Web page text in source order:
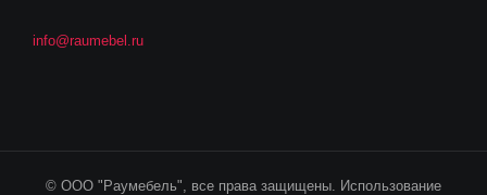
info@raumebel.ru
© ООО "Раумебель", все права защищены. Использование